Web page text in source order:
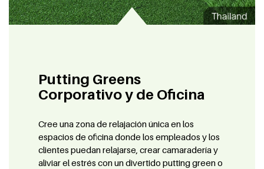
Putting Greens
Corporativo y de Oficina
Cree una zona de relajación única en los
espacios de oficina donde los empleados y los
clientes puedan relajarse, crear camaradería y
aliviar el estrés con un divertido putting green o